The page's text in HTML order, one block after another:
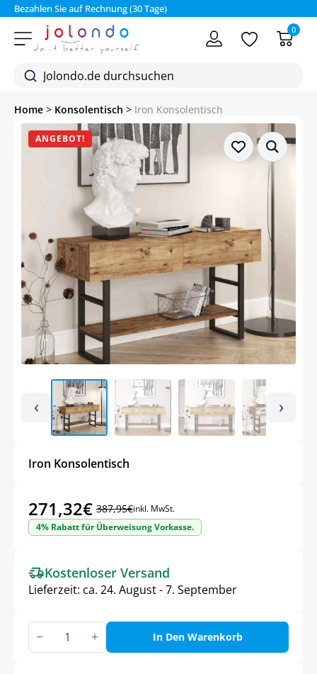
Bezahlen Sie auf Rechnung (30 Tage)
0
Home > Konsolentisch > Iron Konsolentisch
ANGEBOT!
‹ ›
Iron Konsolentisch
387,95€
Ursprünglicher
Preis
387,95€
271,32€
Aktueller
Preis
271,32€.
inkl. MwSt.
4% Rabatt für Überweisung Vorkasse.
Kostenloser Versand
Lieferzeit: ca. 24. August - 7. September
Iron
Konsolentisch
Menge
In Den Warenkorb